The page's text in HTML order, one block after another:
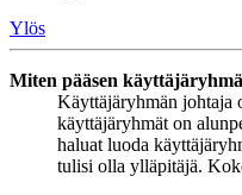
Ylös
Miten pääsen
Käyttäjäryhmän johtaja
käyttäjäryhmät on
haluat luoda
tulisi olla ylläpitäjä.